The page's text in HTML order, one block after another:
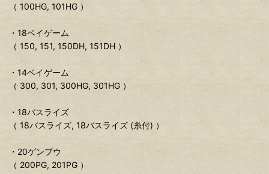
（ 100HG, 101HG ）
・18ベイゲーム
（ 150, 151, 150DH, 151DH ）
・14ベイゲーム
（ 300, 301, 300HG, 301HG ）
・18バスライズ
（ 18バスライズ, 18バスライズ (糸付) ）
・20ゲンプウ
（ 200PG, 201PG ）